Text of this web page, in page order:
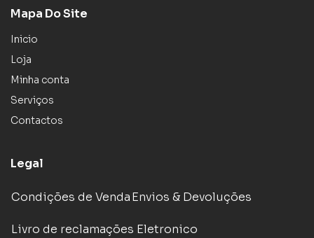
Mapa Do Site
Inicio
Loja
Minha conta
Serviços
Contactos
Legal
Condições de VendaEnvios & Devoluções
Livro de reclamações Eletronico